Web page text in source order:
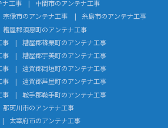
ナ工事
中間市のアンテナ工事
宗像市のアンテナ工事
糸島市のアンテナ工事
糟屋郡須惠町のアンテナ工事
事
糟屋郡篠栗町のアンテナ工事
事
糟屋郡宇美町のアンテナ工事
事
遠賀郡岡垣町のアンテナ工事
事
遠賀郡芦屋町のアンテナ工事
事
鞍手郡鞍手町のアンテナ工事
那珂川市のアンテナ工事
太宰府市のアンテナ工事